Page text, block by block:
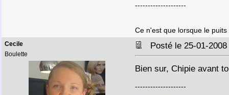
--------------------
Ce n'est que lorsque le
Cecile
Boulette
Posté le 25-01-
Bien sur, Chipie avant
--------------------